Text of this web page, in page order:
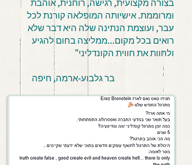
בצורה מקצועית, רגישה, רוחנית, אוהבת
ומרוממת. אישיותה המופלאה קורנת לכל
עבר, ועוצמת הנתינה שלה היא דבר שלא
רואים בכל מקום...ממליצה בחום להגיע
ולחוות את חווית הקונדליני"
​
בר גלבוע-ארמה, חיפה